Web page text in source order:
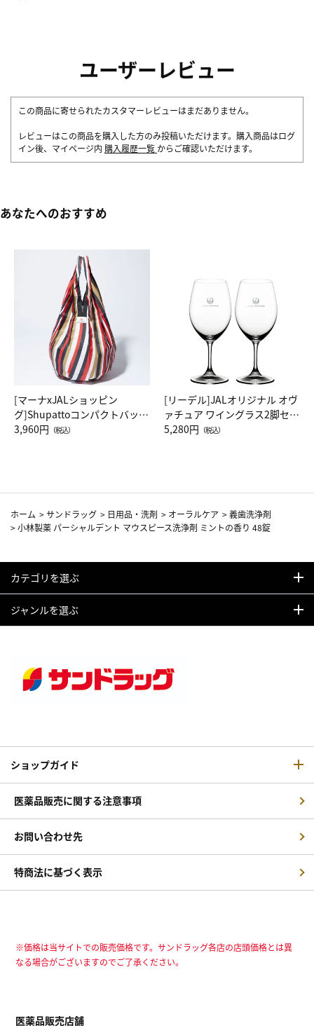
ユーザーレビュー
この商品に寄せられたカスタマーレビューはまだありません。
レビューはこの商品を購入した方のみ投稿いただけます。購入商品はログ
イン後、マイページ内 購入履歴一覧 からご確認いただけます。
あなたへのおすすめ
[マーナxJALショッピン
グ]Shupattoコンパクトバッグ
Drop JAL客室乗務員（LC）ス
3,960円 （税込）
[リーデル]JALオリジナル オヴ
ァチュア ワイングラス2脚セッ
ト（レッドワイン）
5,280円 （税込）
ホーム >サンドラッグ > 日用品・洗剤 > オーラルケア >義歯洗浄剤
>小林製薬 パーシャルデント マウスピース洗浄剤 ミントの香り 48錠
カテゴリを選ぶ
ジャンルを選ぶ
ショップガイド
医薬品販売に関する注意事項
お問い合わせ先
特商法に基づく表示
※価格は当サイトでの販売価格です。サンドラッグ各店の店頭価格とは異
なる場合がございますのでご了承ください。
医薬品販売店舗